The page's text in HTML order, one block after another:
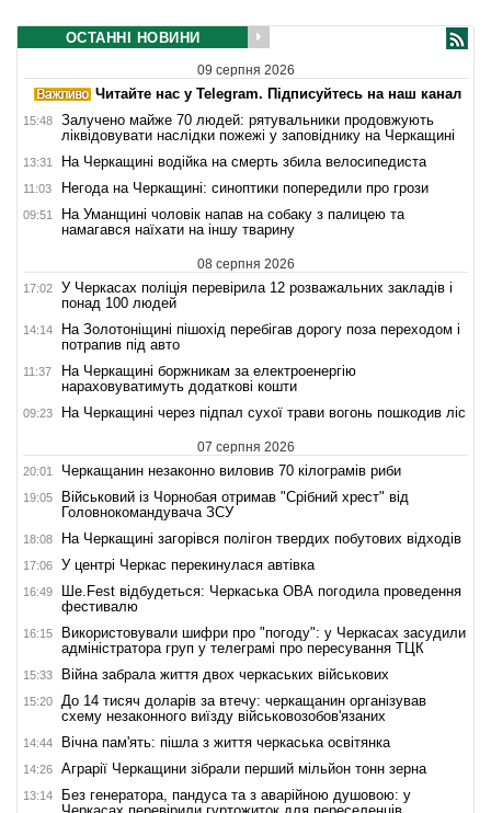
ОСТАННІ НОВИНИ
09 серпня 2026
Читайте нас у Telegram. Підписуйтесь на наш канал
15:48
Залучено майже 70 людей: рятувальники продовжують
ліквідовувати наслідки пожежі у заповіднику на Черкащині
13:31 На Черкащині водійка на смерть збила велосипедиста
11:03 Негода на Черкащині: синоптики попередили про грози
09:51
На Уманщині чоловік напав на собаку з палицею та
намагався наїхати на іншу тварину
08 серпня 2026
17:02
У Черкасах поліція перевірила 12 розважальних закладів і
понад 100 людей
14:14
На Золотоніщині пішохід перебігав дорогу поза переходом і
потрапив під авто
11:37
На Черкащині боржникам за електроенергію
нараховуватимуть додаткові кошти
09:23 На Черкащині через підпал сухої трави вогонь пошкодив ліс
07 серпня 2026
20:01 Черкащанин незаконно виловив 70 кілограмів риби
19:05
Військовий із Чорнобая отримав "Срібний хрест" від
Головнокомандувача ЗСУ
18:08 На Черкащині загорівся полігон твердих побутових відходів
17:06 У центрі Черкас перекинулася автівка
16:49
Ше.Fest відбудеться: Черкаська ОВА погодила проведення
фестивалю
16:15
Використовували шифри про "погоду": у Черкасах засудили
адміністратора груп у телеграмі про пересування ТЦК
15:33 Війна забрала життя двох черкаських військових
15:20
До 14 тисяч доларів за втечу: черкащанин організував
схему незаконного виїзду військовозобов'язаних
14:44 Вічна пам'ять: пішла з життя черкаська освітянка
14:26 Аграрії Черкащини зібрали перший мільйон тонн зерна
13:14
Без генератора, пандуса та з аварійною душовою: у